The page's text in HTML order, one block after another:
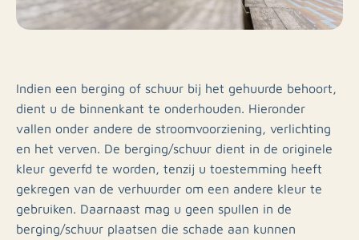
Indien een berging of schuur bij het gehuurde behoort,
dient u de binnenkant te onderhouden. Hieronder
vallen onder andere de stroomvoorziening, verlichting
en het verven. De berging/schuur dient in de originele
kleur geverfd te worden, tenzij u toestemming heeft
gekregen van de verhuurder om een andere kleur te
gebruiken. Daarnaast mag u geen spullen in de
berging/schuur plaatsen die schade aan kunnen